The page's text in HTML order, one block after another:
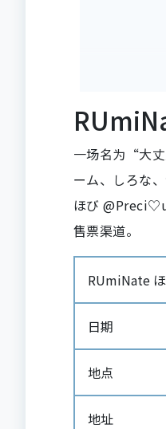
一场名为“大
ーム、しろな
ほび
售票渠道。
RUmiNate
日期
地点
地址